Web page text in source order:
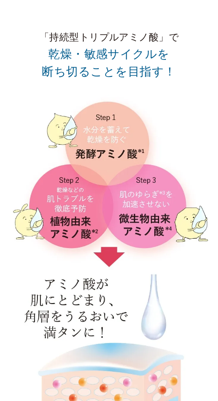
「持続型トリプルアミノ酸」で
乾燥・敏感サイクルを
断ち切ることを目指す！